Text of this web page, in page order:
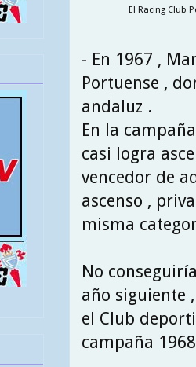
El Racing Club
- En 1967 ,
Portuense ,
andaluz .
En la
casi logra
vencedor de
ascenso ,
misma
No
año siguiente
el Club
campaña